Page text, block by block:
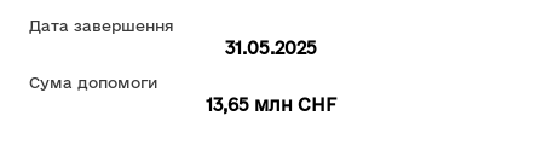
Дата завершення
31.05.2025
Сума допомоги
13,65 млн CHF